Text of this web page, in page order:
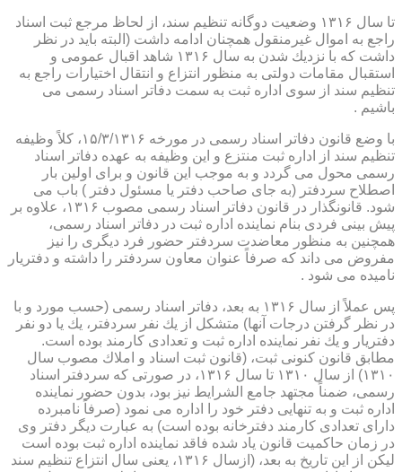
تا سال ۱۳۱۶ وضعیت دوگانه تنظیم سند، از لحاظ مرجع ثبت اسناد
راجع به اموال غیرمنقول همچنان ادامه داشت (البته باید در نظر
داشت كه با نزدیك شدن به سال ۱۳۱۶ شاهد اقبال عمومی و
استقبال مقامات دولتی به منظور انتزاع و انتقال اختیارات راجع به
تنظیم سند از سوی اداره ثبت به سمت دفاتر اسناد رسمی می
باشیم .
با وضع قانون دفاتر اسناد رسمی در مورخه ۱۵/۳/۱۳۱۶، كلاً وظیفه
تنظیم سند از اداره ثبت منتزع و این وظیفه به عهده دفاتر اسناد
رسمی محول می گردد و به موجب این قانون و برای اولین بار
اصطلاح سردفتر (به جای صاحب دفتر یا مسئول دفتر ) باب می
شود. قانونگذار در قانون دفاتر اسناد رسمی مصوب ۱۳۱۶، علاوه بر
پیش بینی فردی بنام نماینده اداره ثبت در دفاتر اسناد رسمی،
همچنین به منظور معاضدت سردفتر حضور فرد دیگری را نیز
مفروض می داند كه صرفاً عنوان معاون سردفتر را داشته و دفتریار
نامیده می شود .
پس عملاً از سال ۱۳۱۶ به بعد، دفاتر اسناد رسمی (حسب مورد و با
در نظر گرفتن درجات آنها) متشكل از یك نفر سردفتر، یك یا دو نفر
دفتریار و یك نفر نماینده اداره ثبت و تعدادی كارمند بوده است.
مطابق قانون كنونی ثبت، (قانون ثبت اسناد و املاك مصوب سال
۱۳۱۰) از سال ۱۳۱۰ تا سال ۱۳۱۶، در صورتی كه سردفتر اسناد
رسمی، ضمناً مجتهد جامع الشرایط نیز بود، بدون حضور نماینده
اداره ثبت و به تنهایی دفتر خود را اداره می نمود (صرفاً نامبرده
دارای تعدادی كارمند دفترخانه بوده است) به عبارت دیگر دفتر وی
در زمان حاكمیت قانون یاد شده فاقد نماینده اداره ثبت بوده است
لیكن از این تاریخ به بعد، (ازسال ۱۳۱۶، یعنی سال انتزاع تنظیم سند